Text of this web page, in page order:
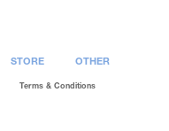
STORE OTHER
Terms & Conditions